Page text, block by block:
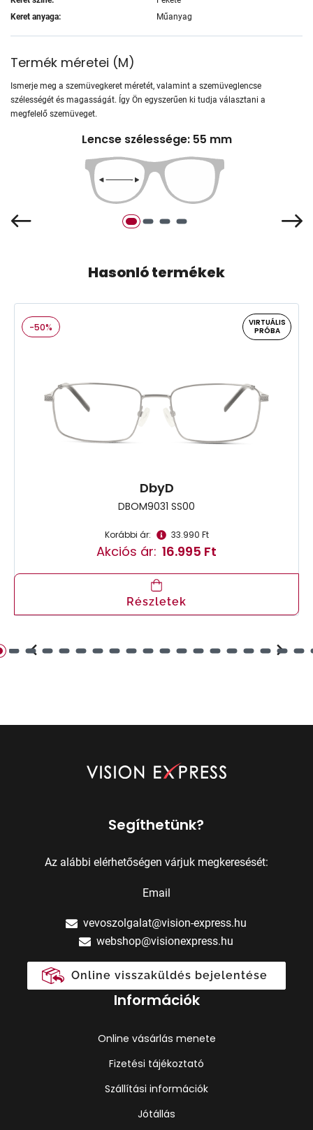
Keret anyaga:
Műanyag
Termék méretei (M)
Ismerje meg a szemüvegkeret méretét, valamint a szemüveglencse
szélességét és magasságát. Így Ön egyszerűen ki tudja választani a
megfelelő szemüveget.
Lencse szélessége: 55 mm
Hasonló termékek
-50%
VIRTUÁLIS
PRÓBA
DbyD
DBOM9031 SS00
Korábbi ár: 33.990 Ft
Akciós ár: 16.995 Ft
Részletek
Segíthetünk?
Az alábbi elérhetőségen várjuk megkeresését:
Email
vevoszolgalat@vision-express.hu
webshop@visionexpress.hu
Online visszaküldés bejelentése
Információk
Online vásárlás menete
Fizetési tájékoztató
Szállítási információk
Jótállás